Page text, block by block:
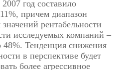
2007 год составило
причем диапазон
рентабельности
исследуемых компаний –
48%. Тенденция снижения
в перспективе будет
более агрессивное